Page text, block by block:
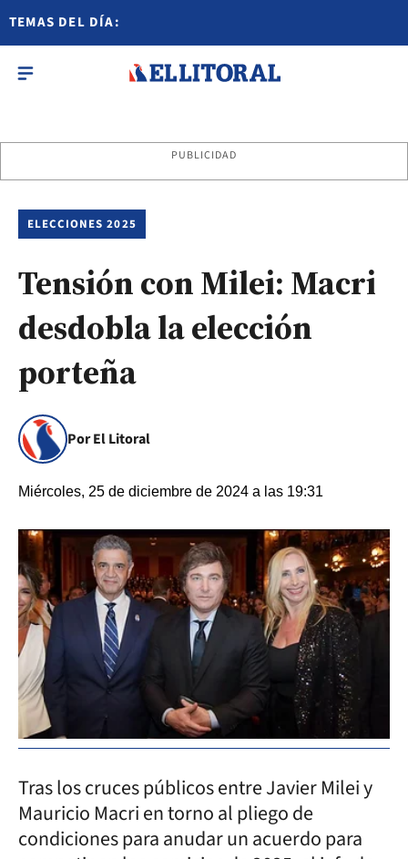
TEMAS DEL DÍA:
PUBLICIDAD
ELECCIONES 2025
Tensión con Milei: Macri
desdobla la elección
porteña
Por El Litoral
Miércoles, 25 de diciembre de 2024 a las 19:31
Tras los cruces públicos entre Javier Milei y
Mauricio Macri en torno al pliego de
condiciones para anudar un acuerdo para